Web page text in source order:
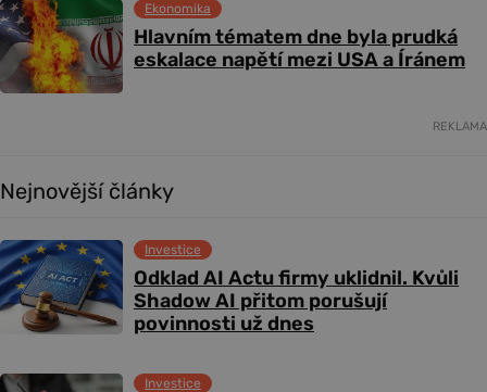
Hlavním tématem dne byla prudká
eskalace napětí mezi USA a Íránem
Ekonomika
REKLAMA
Nejnovější články
Odklad AI Actu firmy uklidnil. Kvůli
Shadow AI přitom porušují
povinnosti už dnes
Investice
Investice